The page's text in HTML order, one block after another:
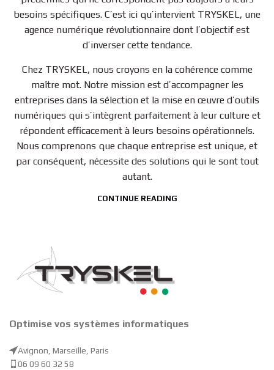
besoins spécifiques. C’est ici qu’intervient TRYSKEL, une
agence numérique révolutionnaire dont l’objectif est
d’inverser cette tendance.
Chez TRYSKEL, nous croyons en la cohérence comme
maître mot. Notre mission est d’accompagner les
entreprises dans la sélection et la mise en œuvre d’outils
numériques qui s’intègrent parfaitement à leur culture et
répondent efficacement à leurs besoins opérationnels.
Nous comprenons que chaque entreprise est unique, et
par conséquent, nécessite des solutions qui le sont tout
autant.
CONTINUE READING
Optimise vos systèmes informatiques
Avignon, Marseille, Paris
06 09 60 32 58